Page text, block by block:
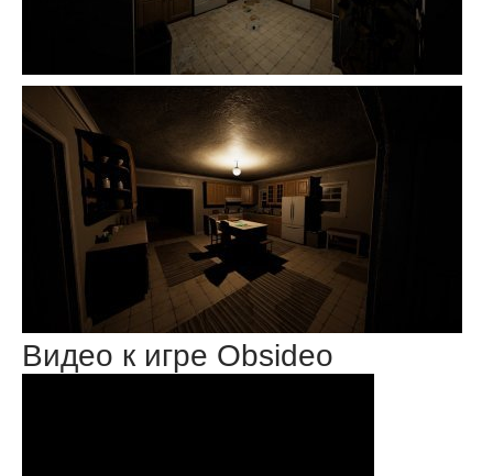
Видео к игре Obsideo